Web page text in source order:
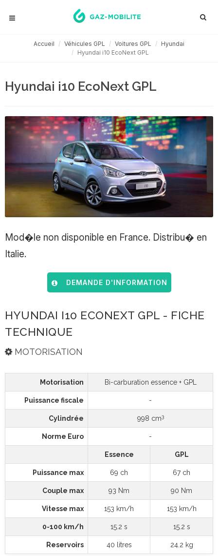
Accueil Véhicules GPL Voitures GPL
Hyundai
Hyundai i10 EcoNext GPL
Hyundai i10 EcoNext GPL
Mod�le non disponible en France. Distribu� en
Italie.
DEMANDE D'INFORMATION
HYUNDAI I10 ECONEXT GPL - FICHE
TECHNIQUE
MOTORISATION
Motorisation Bi-carburation essence + GPL
Puissance fiscale -
Cylindrée 998 cm3
Norme Euro -
Essence GPL
Puissance max 69 ch 67 ch
Couple max 93 Nm 90 Nm
Vitesse max 153 km/h 153 km/h
0-100 km/h 15.2 s 15.2 s
Reservoirs 40 litres 24.2 kg